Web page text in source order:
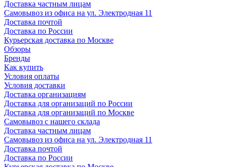
Доставка частным лицам
Самовывоз из офиса на ул. Электродная 11
Доставка почтой
Доставка по России
Курьерская доставка по Москве
Обзоры
Бренды
Как купить
Условия оплаты
Условия доставки
Доставка организациям
Доставка для организаций по России
Доставка для организаций по Москве
Самовывоз с нашего склада
Доставка частным лицам
Самовывоз из офиса на ул. Электродная 11
Доставка почтой
Доставка по России